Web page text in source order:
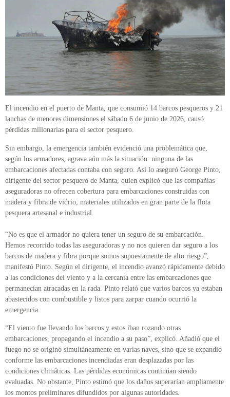
El incendio en el puerto de Manta, que consumió 14 barcos pesqueros y 21
lanchas de menores dimensiones el sábado 6 de junio de 2026, causó
pérdidas millonarias para el sector pesquero.
Sin embargo, la emergencia también evidenció una problemática que,
según los armadores, agrava aún más la situación: ninguna de las
embarcaciones afectadas contaba con seguro. Así lo aseguró George Pinto,
dirigente del sector pesquero de Manta, quien explicó que las compañías
aseguradoras no ofrecen cobertura para embarcaciones construidas con
madera y fibra de vidrio, materiales utilizados en gran parte de la flota
pesquera artesanal e industrial.
“No es que el armador no quiera tener un seguro de su embarcación.
Hemos recorrido todas las aseguradoras y no nos quieren dar seguro a los
barcos de madera y fibra porque somos supuestamente de alto riesgo”,
manifestó Pinto. Según el dirigente, el incendio avanzó rápidamente debido
a las condiciones del viento y a la cercanía entre las embarcaciones que
permanecían atracadas en la rada. Pinto relató que varios barcos ya estaban
abastecidos con combustible y listos para zarpar cuando ocurrió la
emergencia.
“El viento fue llevando los barcos y estos iban rozando otras
embarcaciones, propagando el incendio a su paso”, explicó. Añadió que el
fuego no se originó simultáneamente en varias naves, sino que se expandió
conforme las embarcaciones incendiadas eran desplazadas por las
condiciones climáticas. Las pérdidas económicas continúan siendo
evaluadas. No obstante, Pinto estimó que los daños superarían ampliamente
los montos preliminares difundidos por algunas autoridades.